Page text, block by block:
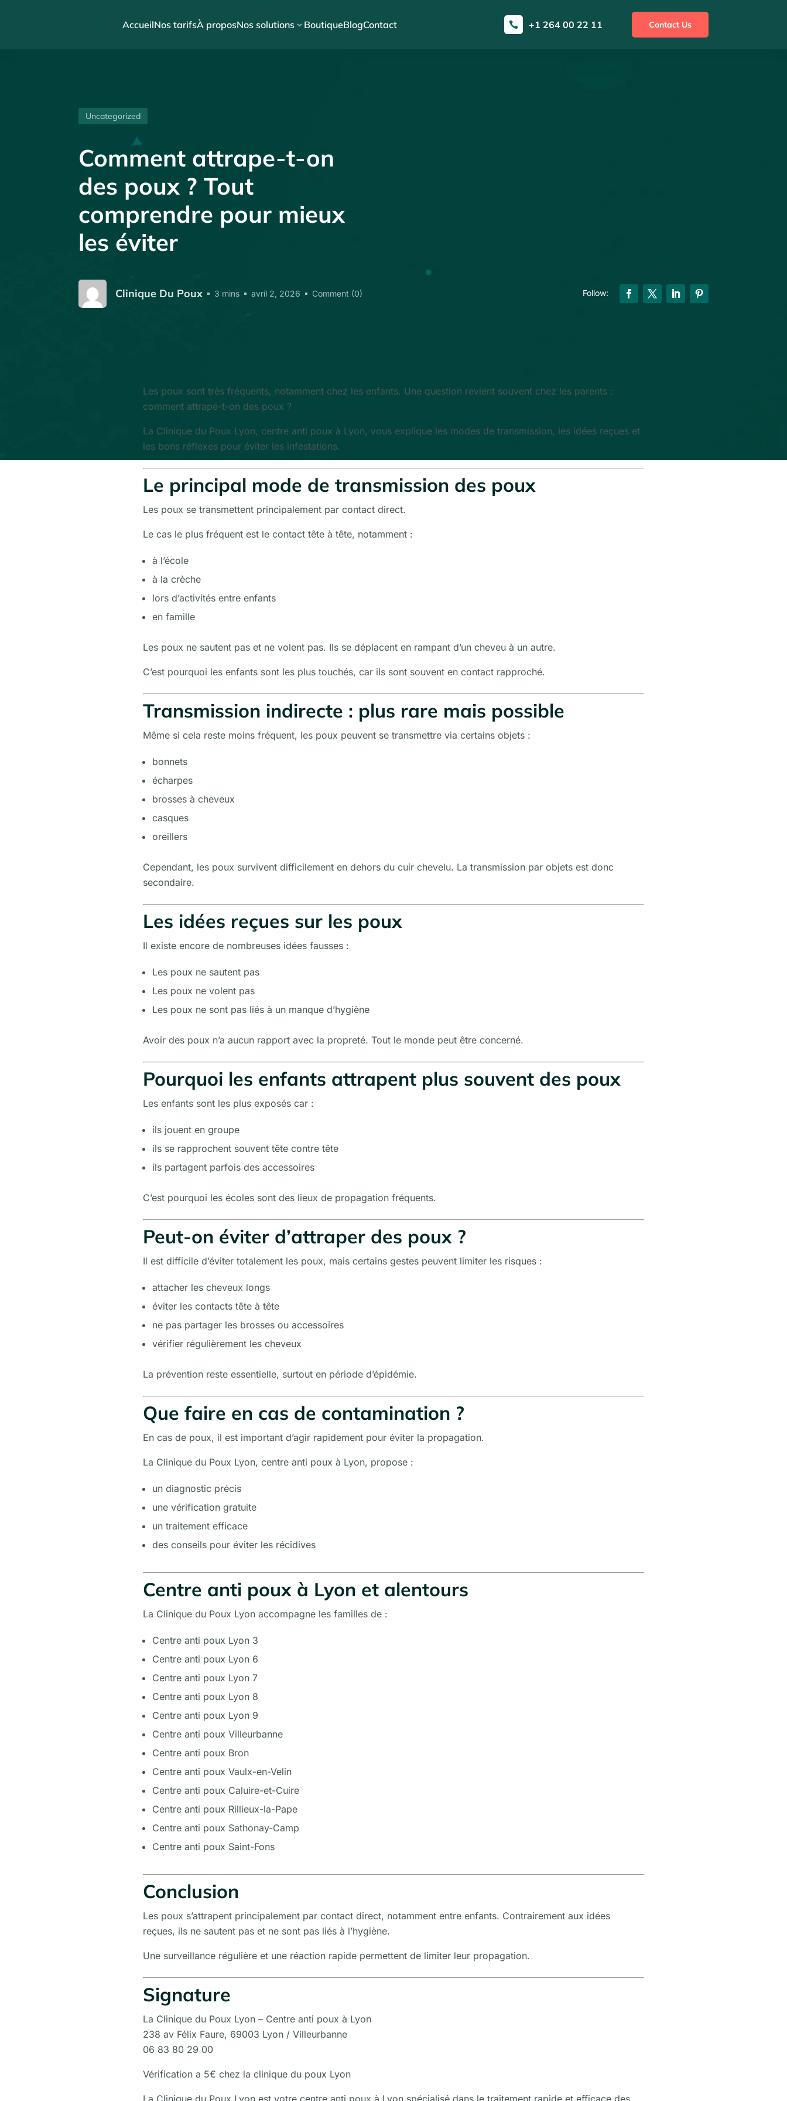
AccueilNos tarifsÀ proposNos solutions 3 BoutiqueBlogContact  +1 264 00 22 11 Contact Us
Uncategorized
Comment attrape-t-on
des poux ? Tout
comprendre pour mieux
les éviter
Clinique Du Poux 3 mins avril 2, 2026 Comment (0)
Les poux sont très fréquents, notamment chez les enfants. Une question revient souvent chez les parents :
comment attrape-t-on des poux ?
La Clinique du Poux Lyon, centre anti poux à Lyon, vous explique les modes de transmission, les idées reçues et
les bons réflexes pour éviter les infestations.
Le principal mode de transmission des poux
Les poux se transmettent principalement par contact direct.
Le cas le plus fréquent est le contact tête à tête, notamment :
à l’école
à la crèche
lors d’activités entre enfants
en famille
Les poux ne sautent pas et ne volent pas. Ils se déplacent en rampant d’un cheveu à un autre.
C’est pourquoi les enfants sont les plus touchés, car ils sont souvent en contact rapproché.
Transmission indirecte : plus rare mais possible
Même si cela reste moins fréquent, les poux peuvent se transmettre via certains objets :
bonnets
écharpes
brosses à cheveux
casques
oreillers
Cependant, les poux survivent difficilement en dehors du cuir chevelu. La transmission par objets est donc
secondaire.
Les idées reçues sur les poux
Il existe encore de nombreuses idées fausses :
Les poux ne sautent pas
Les poux ne volent pas
Les poux ne sont pas liés à un manque d’hygiène
Avoir des poux n’a aucun rapport avec la propreté. Tout le monde peut être concerné.
Pourquoi les enfants attrapent plus souvent des poux
Les enfants sont les plus exposés car :
ils jouent en groupe
ils se rapprochent souvent tête contre tête
ils partagent parfois des accessoires
C’est pourquoi les écoles sont des lieux de propagation fréquents.
Peut-on éviter d’attraper des poux ?
Il est difficile d’éviter totalement les poux, mais certains gestes peuvent limiter les risques :
attacher les cheveux longs
éviter les contacts tête à tête
ne pas partager les brosses ou accessoires
vérifier régulièrement les cheveux
La prévention reste essentielle, surtout en période d’épidémie.
Que faire en cas de contamination ?
En cas de poux, il est important d’agir rapidement pour éviter la propagation.
La Clinique du Poux Lyon, centre anti poux à Lyon, propose :
un diagnostic précis
une vérification gratuite
un traitement efficace
des conseils pour éviter les récidives
Centre anti poux à Lyon et alentours
La Clinique du Poux Lyon accompagne les familles de :
Centre anti poux Lyon 3
Centre anti poux Lyon 6
Centre anti poux Lyon 7
Centre anti poux Lyon 8
Centre anti poux Lyon 9
Centre anti poux Villeurbanne
Centre anti poux Bron
Centre anti poux Vaulx-en-Velin
Centre anti poux Caluire-et-Cuire
Centre anti poux Rillieux-la-Pape
Centre anti poux Sathonay-Camp
Centre anti poux Saint-Fons
Conclusion
Les poux s’attrapent principalement par contact direct, notamment entre enfants. Contrairement aux idées
reçues, ils ne sautent pas et ne sont pas liés à l’hygiène.
Une surveillance régulière et une réaction rapide permettent de limiter leur propagation.
Signature
La Clinique du Poux Lyon – Centre anti poux à Lyon
238 av Félix Faure, 69003 Lyon / Villeurbanne
06 83 80 29 00
Vérification a 5€ chez la clinique du poux Lyon
La Clinique du Poux Lyon est votre centre anti poux à Lyon spécialisé dans le traitement rapide et efficace des